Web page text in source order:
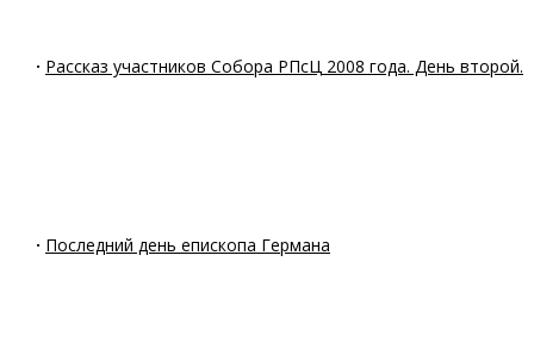
· Рассказ участников Собора РПсЦ 2008 года. День второй.
· Последний день епископа Германа